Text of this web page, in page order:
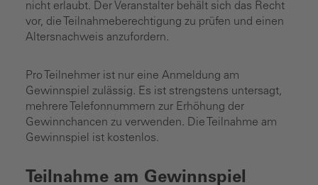
nicht erlaubt. Der Veranstalter behält sich das Recht
vor, die Teilnahmeberechtigung zu prüfen und einen
Altersnachweis anzufordern.
Pro Teilnehmer ist nur eine Anmeldung am
Gewinnspiel zulässig. Es ist strengstens untersagt,
mehrere Telefonnummern zur Erhöhung der
Gewinnchancen zu verwenden. Die Teilnahme am
Gewinnspiel ist kostenlos.
Teilnahme am Gewinnspiel